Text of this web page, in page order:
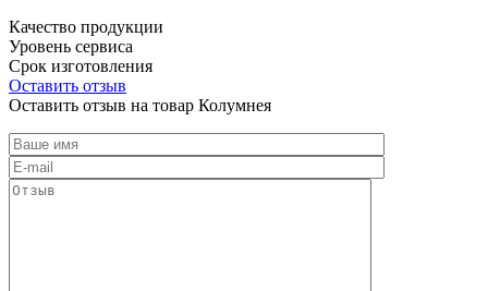
Качество продукции
Уровень сервиса
Срок изготовления
Оставить отзыв
Оставить отзыв на товар Колумнея